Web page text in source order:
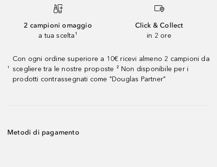
2 campioni omaggio
a tua scelta¹
Click & Collect
in 2 ore
¹
Con ogni ordine superiore a 10€ ricevi almeno 2 campioni da
scegliere tra le nostre proposte ² Non disponibile per i
prodotti contrassegnati come "Douglas Partner"
Metodi di pagamento